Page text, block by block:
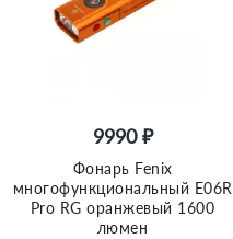
9990 ₽
Фонарь Fenix
многофункциональный E06R
Pro RG оранжевый 1600
люмен